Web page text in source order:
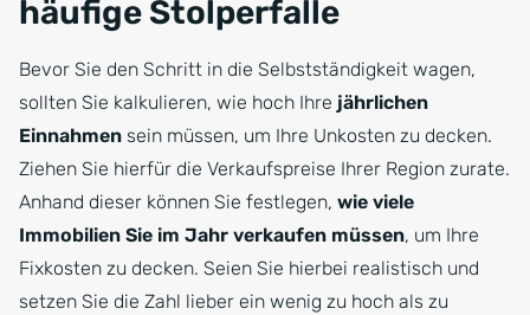
häufige Stolperfalle
Bevor Sie den Schritt in die Selbstständigkeit wagen,
sollten Sie kalkulieren, wie hoch Ihre jährlichen
Einnahmen sein müssen, um Ihre Unkosten zu decken.
Ziehen Sie hierfür die Verkaufspreise Ihrer Region zurate.
Anhand dieser können Sie festlegen, wie viele
Immobilien Sie im Jahr verkaufen müssen, um Ihre
Fixkosten zu decken. Seien Sie hierbei realistisch und
setzen Sie die Zahl lieber ein wenig zu hoch als zu